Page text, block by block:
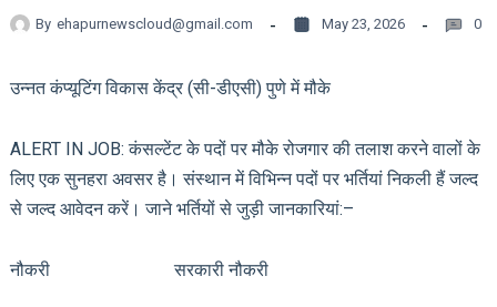
By ehapurnewscloud@gmail.com May 23, 2026 0
उन्नत कंप्यूटिंग विकास केंद्र (सी-डीएसी) पुणे में मौके
ALERT IN JOB: कंसल्टेंट के पदों पर मौके रोजगार की तलाश करने वालों के
लिए एक सुनहरा अवसर है। संस्थान में विभिन्न पदों पर भर्तियां निकली हैं जल्द
से जल्द आवेदन करें। जाने भर्तियों से जुड़ी जानकारियां:–
नौकरी सरकारी नौकरी